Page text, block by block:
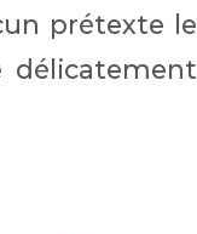
prétexte le
délicatement